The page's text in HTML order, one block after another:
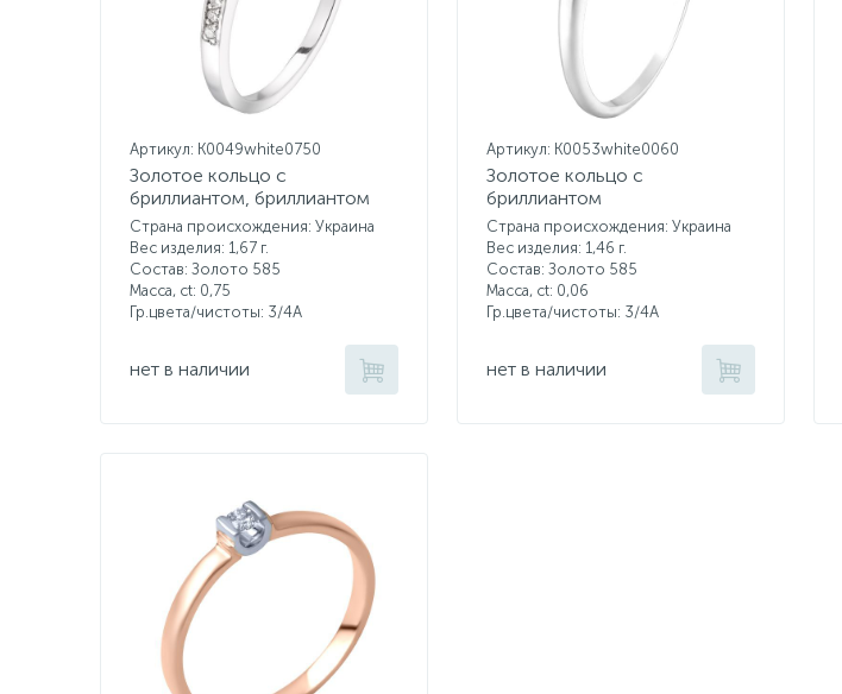
Артикул: K0049white0750
Золотое кольцо с
бриллиантом, бриллиантом
Страна происхождения: Украина
Вес изделия: 1,67 г.
Состав: Золото 585
Масса, ct: 0,75
Гр.цвета/чистоты: 3/4А
нет в наличии
Артикул: K0053white0060
Золотое кольцо с
бриллиантом
Страна происхождения: Украина
Вес изделия: 1,46 г.
Состав: Золото 585
Масса, ct: 0,06
Гр.цвета/чистоты: 3/4А
нет в наличии